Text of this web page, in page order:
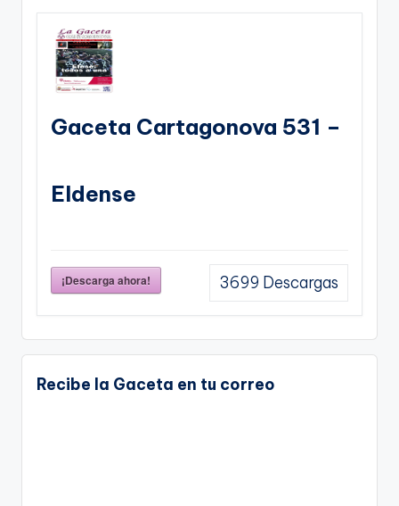
Gaceta Cartagonova 531 –
Eldense
¡Descarga ahora! 3699 Descargas
Recibe la Gaceta en tu correo